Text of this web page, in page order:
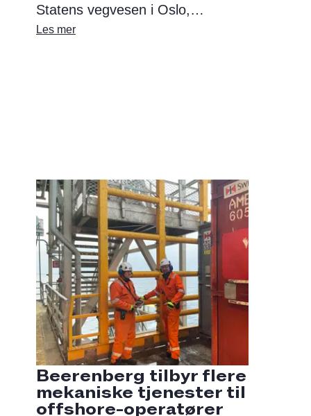
Statens vegvesen i Oslo,
Akershus og Østfold. De tre andre
Les mer
Beerenberg tilbyr flere
mekaniske tjenester til
offshore-operatører